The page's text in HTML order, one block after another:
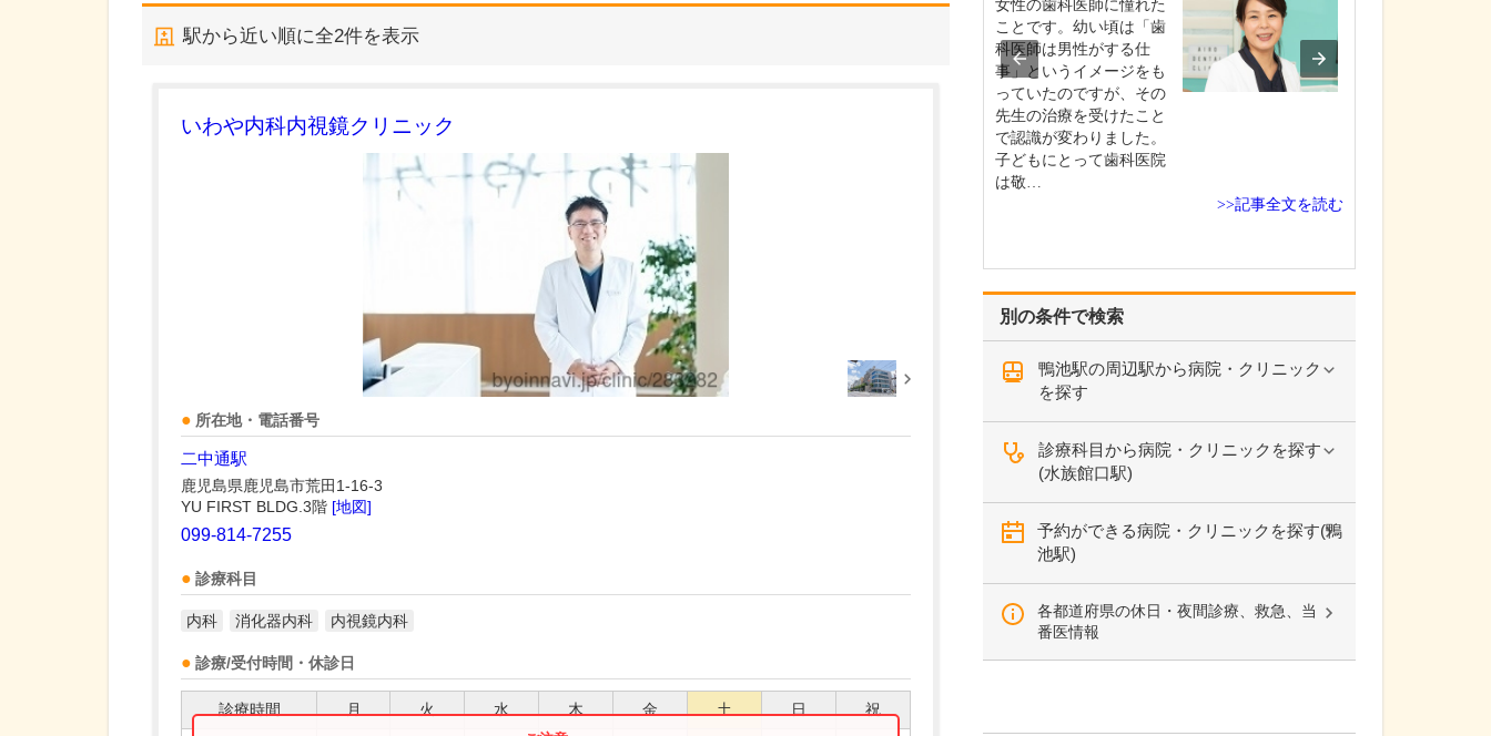
駅から近い順に全2件を表示
いわや内科内視鏡クリニック
所在地・電話番号
二中通駅
鹿児島県鹿児島市荒田1-16-3
YU FIRST BLDG.3階 [地図]
099-814-7255
診療科目
内科 消化器内科 内視鏡内科
診療/受付時間・休診日
診療時間 月 火 水 木 金 土 日 祝
別の条件で検索
鴨池駅の周辺駅から病院・クリニック
を探す
診療科目から病院・クリニックを探す
(水族館口駅)
予約ができる病院・クリニックを探す(鴨
池駅)
各都道府県の休日・夜間診療、救急、当
番医情報
女性の歯科医師に憧れた
ことです。幼い頃は「歯
科医師は男性がする仕
事」というイメージをも
っていたのですが、その
先生の治療を受けたこと
で認識が変わりました。
子どもにとって歯科医院
は敬…
>>記事全文を読む
タイミング指導や排卵誘
れぞれに検査を受けてい
ただき、その結果に加え
て年…